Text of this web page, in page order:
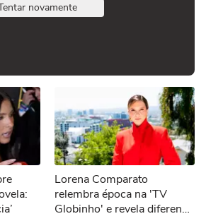
novamente
Lorena Comparato
relembra época na 'TV
Globinho' e revela diferença